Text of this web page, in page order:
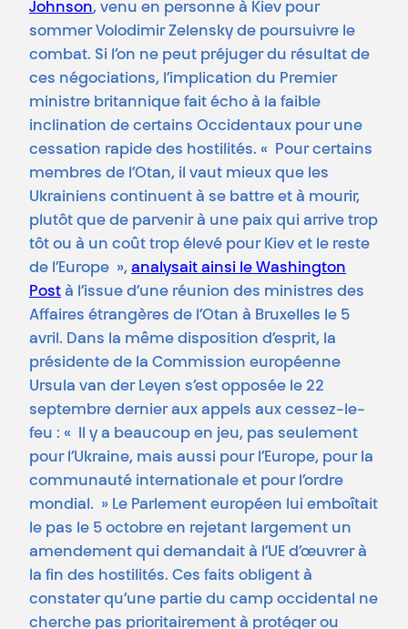
Johnson, venu en personne à Kiev pour
sommer Volodimir Zelensky de poursuivre le
combat. Si l’on ne peut préjuger du résultat de
ces négociations, l’implication du Premier
ministre britannique fait écho à la faible
inclination de certains Occidentaux pour une
cessation rapide des hostilités. « Pour certains
membres de l’Otan, il vaut mieux que les
Ukrainiens continuent à se battre et à mourir,
plutôt que de parvenir à une paix qui arrive trop
tôt ou à un coût trop élevé pour Kiev et le reste
de l’Europe », analysait ainsi le Washington
Post à l’issue d’une réunion des ministres des
Affaires étrangères de l’Otan à Bruxelles le 5
avril. Dans la même disposition d’esprit, la
présidente de la Commission européenne
Ursula van der Leyen s’est opposée le 22
septembre dernier aux appels aux cessez-le-
feu : « Il y a beaucoup en jeu, pas seulement
pour l’Ukraine, mais aussi pour l’Europe, pour la
communauté internationale et pour l’ordre
mondial. » Le Parlement européen lui emboîtait
le pas le 5 octobre en rejetant largement un
amendement qui demandait à l’UE d’œuvrer à
la fin des hostilités. Ces faits obligent à
constater qu’une partie du camp occidental ne
cherche pas prioritairement à protéger ou